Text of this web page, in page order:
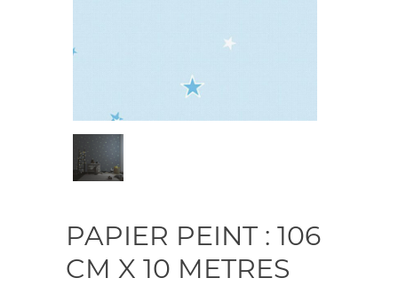
PAPIER PEINT : 106
CM X 10 METRES